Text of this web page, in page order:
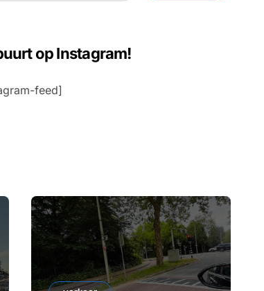
op Instagram!
feed]